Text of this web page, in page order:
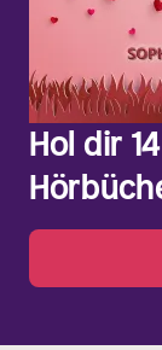
Hol dir